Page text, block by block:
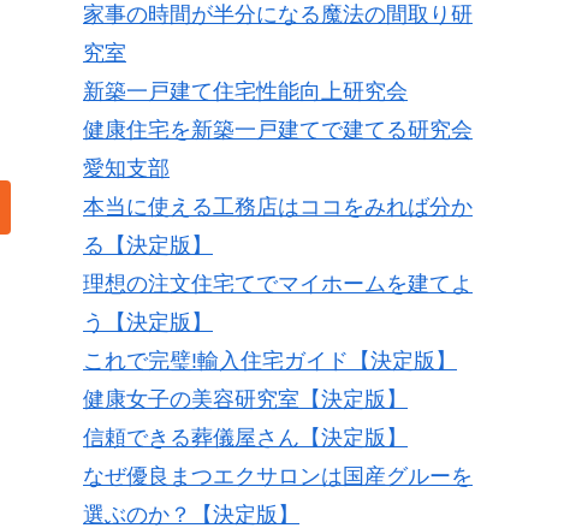
家事の時間が半分になる魔法の間取り研
究室
新築一戸建て住宅性能向上研究会
健康住宅を新築一戸建てで建てる研究会
愛知支部
本当に使える工務店はココをみれば分か
る【決定版】
理想の注文住宅てでマイホームを建てよ
う【決定版】
これで完璧!輸入住宅ガイド【決定版】
健康女子の美容研究室【決定版】
信頼できる葬儀屋さん【決定版】
なぜ優良まつエクサロンは国産グルーを
選ぶのか？【決定版】